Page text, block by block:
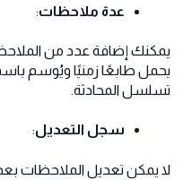
عدة ملاحظات:
يمكنك إضافة عدد من
يحمل طابعًا زمنيًا ويُوسم
تسلسل المحادثة.
سجل التعديل:
لا يمكن تعديل الملاحظات